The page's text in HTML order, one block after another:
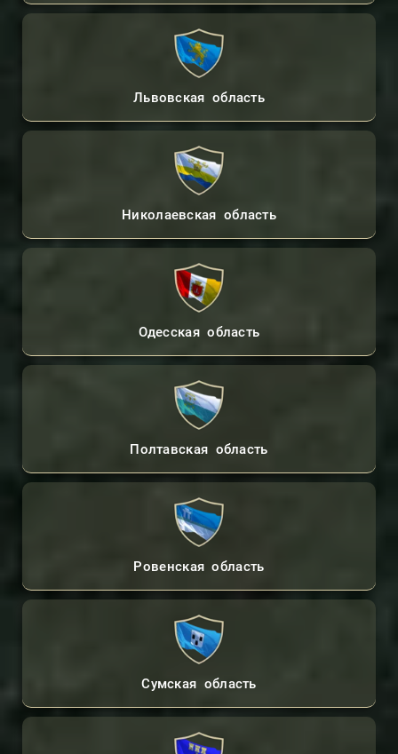
Львовская область
Николаевская область
Одесская область
Полтавская область
Ровенская область
Сумская область